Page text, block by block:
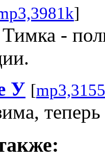
]
-
У [